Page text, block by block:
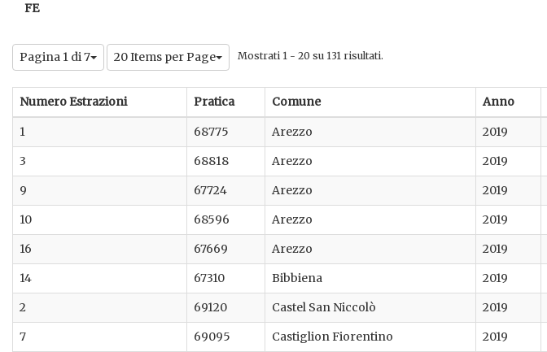
FE
Pagina 1 di 7 20 Items per Page Mostrati 1 - 20 su 131 risultati.
Numero Estrazioni Pratica Comune Anno
1 68775 Arezzo 2019
3
68818 Arezzo 2019
9
67724 Arezzo 2019
10
68596 Arezzo 2019
16
67669 Arezzo 2019
14
67310 Bibbiena 2019
2
69120 Castel San Niccolò 2019
7
69095 Castiglion Fiorentino 2019